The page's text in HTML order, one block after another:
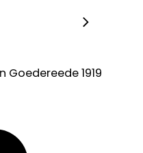
Goedereede 1919